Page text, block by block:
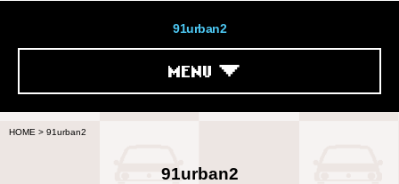
91urban2
MENU
HOME > 91urban2
91urban2